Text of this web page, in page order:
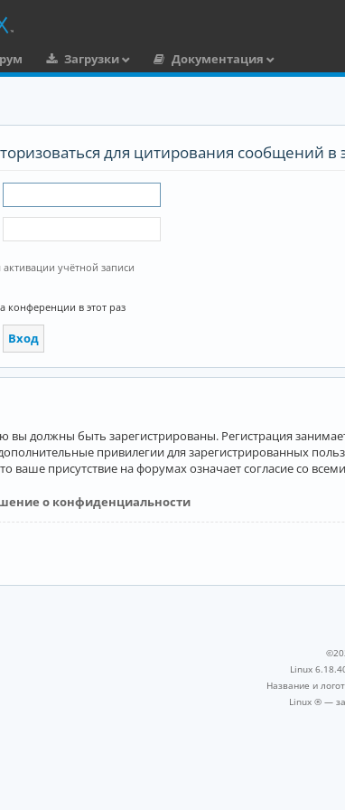
Загрузки
Документация
для цитирования сообщений в
учётной записи
конференции в этот раз
вы должны быть зарегистрированы. Регистрация
привилегии для зарегистрированных
ваше присутствие на форумах означает согласие со
о конфиденциальности
Linux
Название и
Linux ® —